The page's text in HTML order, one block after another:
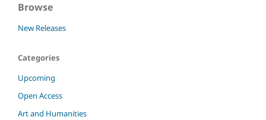
Browse
New Releases
Categories
Upcoming
Open Access
Art and Humanities